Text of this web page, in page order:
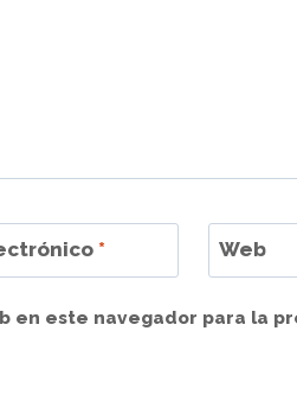
* Web
en este navegador para la